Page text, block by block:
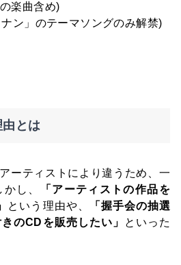
楽曲含め)
ン」のテーマソングのみ解禁)
とは
ーティストにより違うため、一
し、
「アーティストの作品を
という理由や、
「握手会の抽選
のCDを販売したい」
といった